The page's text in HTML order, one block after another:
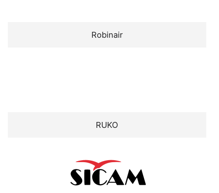
Robinair
RUKO